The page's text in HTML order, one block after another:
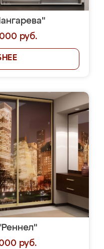
руб.
руб.